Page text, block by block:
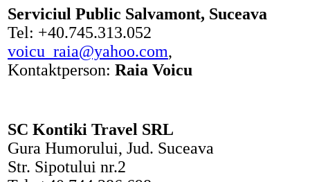
Serviciul Public Salvamont, Suceava
Tel: +40.745.313.052
voicu_raia@yahoo.com,
Kontaktperson: Raia Voicu
SC Kontiki Travel SRL
Gura Humorului, Jud. Suceava
Str. Sipotului nr.2